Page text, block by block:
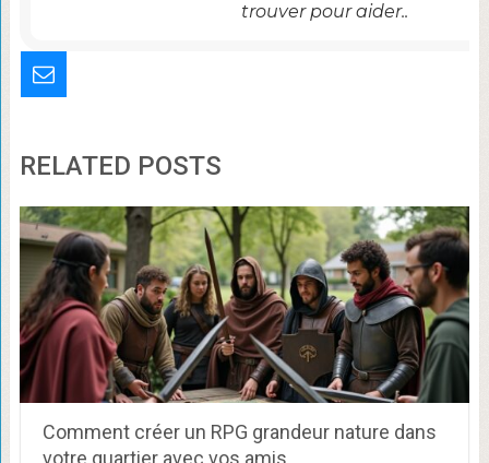
trouver pour aider..
RELATED POSTS
Comment créer un RPG grandeur nature dans
votre quartier avec vos amis